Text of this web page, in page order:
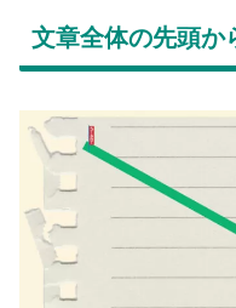
文章全体の先頭か